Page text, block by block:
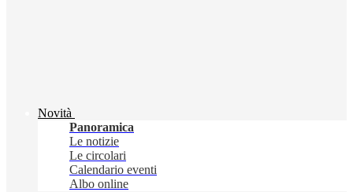
Novità
Panoramica
Le notizie
Le circolari
Calendario eventi
Albo online